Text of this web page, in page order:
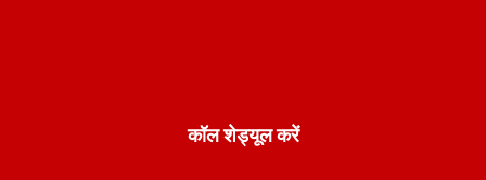
कॉल शेड्यूल करें